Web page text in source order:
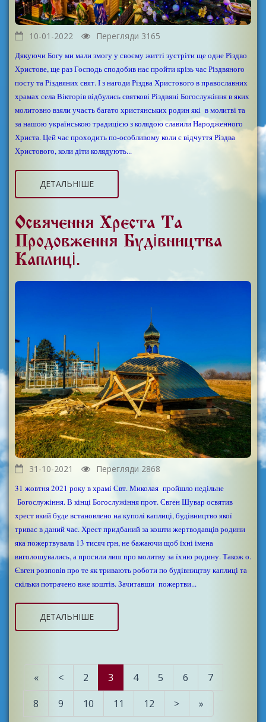
10-01-2022 Перегляди 3165
Дякуючи Богу ми мали змогу у своєму житті зустріти ще одне Різдво
Христове, ще раз Господь сподобив нас пройти крізь час Різдвяного
посту та Різдвяних свят. І з нагоди Різдва Христового в православних
храмах села Вікторів відбулись святкові Різдвяні Богослужіння в яких
молитовно взяли участь багато христянських родин які в молитві та
за нашою українською традицією з колядою славили Народженного
Христа. Цей час проходить по-особливому коли є відчуття Різдва
Христового, коли діти колядують...
ДЕТАЛЬНІШЕ
Освячення Хреста Та
Продовження Будівництва
Каплиці.
31-10-2021 Перегляди 2868
31 жовтня 2021 року в храмі Свт. Миколая пройшло недільне
Богослужіння. В кінці Богослужіння прот. Євген Шувар освятив
хрест який буде встановлено на куполі каплиці, будівництво якої
триває в даний час. Хрест придбаний за кошти жертводавців родини
яка пожертвувала 13 тисяч грн, не бажаючи щоб їхні імена
виголошувались, а просили лиш про молитву за їхню родину. Також о.
Євген розповів про те як тривають роботи по будівництву каплиці та
скільки потрачено вже коштів. Зачитавши пожертви...
ДЕТАЛЬНІШЕ
« < 2 3 4 5 6
7
8
9 10 11 12 > »